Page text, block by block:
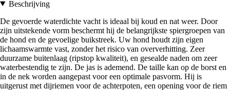
Beschrijving
De gevoerde waterdichte vacht is ideaal bij koud en nat weer. Door
zijn uitstekende vorm beschermt hij de belangrijkste spiergroepen van
de hond en de gevoelige buikstreek. Uw hond houdt zijn eigen
lichaamswarmte vast, zonder het risico van oververhitting. Zeer
duurzame buitenlaag (ripstop kwaliteit), en gesealde naden om zeer
waterbestendig te zijn. De jas is ademend. De taille kan op de borst en
in de nek worden aangepast voor een optimale pasvorm. Hij is
uitgerust met dijriemen voor de achterpoten, een opening voor de riem